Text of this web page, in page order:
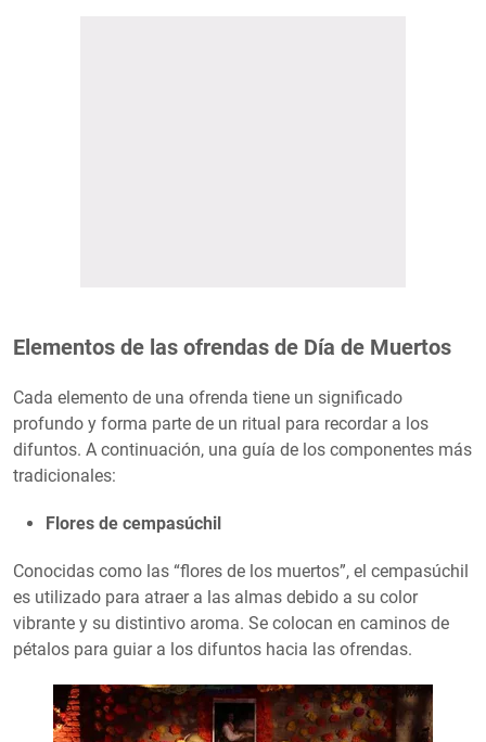
Elementos de las ofrendas de Día de Muertos
Cada elemento de una ofrenda tiene un significado
profundo y forma parte de un ritual para recordar a los
difuntos. A continuación, una guía de los componentes más
tradicionales:
Flores de cempasúchil
Conocidas como las “flores de los muertos”, el cempasúchil
es utilizado para atraer a las almas debido a su color
vibrante y su distintivo aroma. Se colocan en caminos de
pétalos para guiar a los difuntos hacia las ofrendas.